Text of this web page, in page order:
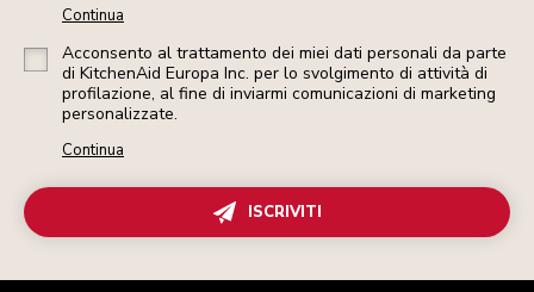
Continua
Acconsento al trattamento dei miei dati personali da parte
di KitchenAid Europa Inc. per lo svolgimento di attività di
profilazione, al fine di inviarmi comunicazioni di marketing
personalizzate.
Continua
ISCRIVITI